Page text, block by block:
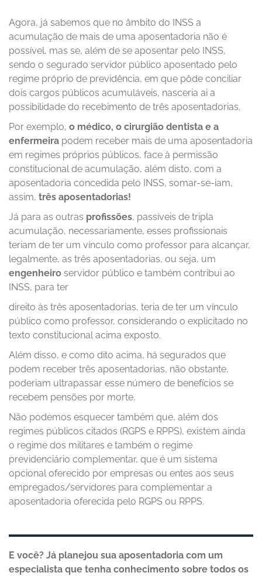
Agora, já sabemos que no âmbito do INSS a
acumulação de mais de uma aposentadoria não é
possível, mas se, além de se aposentar pelo INSS,
sendo o segurado servidor público aposentado pelo
regime próprio de previdência, em que pôde conciliar
dois cargos públicos acumuláveis, nasceria ai a
possibilidade do recebimento de três aposentadorias.
Por exemplo, o médico, o cirurgião dentista e a
enfermeira podem receber mais de uma aposentadoria
em regimes próprios públicos, face à permissão
constitucional de acumulação, além disto, com a
aposentadoria concedida pelo INSS, somar-se-iam,
assim, três aposentadorias!
Já para as outras profissões, passíveis de tripla
acumulação, necessariamente, esses profissionais
teriam de ter um vínculo como professor para alcançar,
legalmente, as três aposentadorias, ou seja, um
engenheiro servidor público e também contribui ao
INSS, para ter
direito às três aposentadorias, teria de ter um vínculo
público como professor, considerando o explicitado no
texto constitucional acima exposto.
Além disso, e como dito acima, há segurados que
podem receber três aposentadorias, não obstante,
poderiam ultrapassar esse número de benefícios se
recebem pensões por morte.
Não podemos esquecer também que, além dos
regimes públicos citados (RGPS e RPPS), existem ainda
o regime dos militares e também o regime
previdenciário complementar, que é um sistema
opcional oferecido por empresas ou entes aos seus
empregados/servidores para complementar a
aposentadoria oferecida pelo RGPS ou RPPS.
E você? Já planejou sua aposentadoria com um
especialista que tenha conhecimento sobre todos os